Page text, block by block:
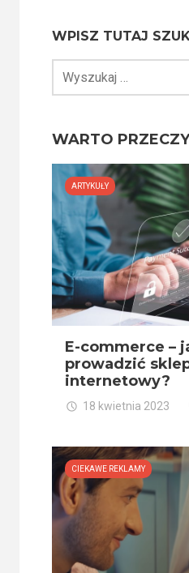
WPISZ TUTAJ
WARTO
ARTYKUŁY
E-commerce –
prowadzić
internetowy?
18 kwietnia 2023
CIEKAWE REKLAMY